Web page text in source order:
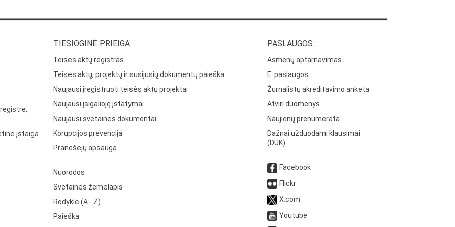
įstaiga
TIESIOGINĖ PRIEIGA:
Teisės aktų registras
Teisės aktų, projektų ir susijusių dokumentų paieška
Naujausi įregistruoti teisės aktų projektai
Naujausi įsigalioję įstatymai
Naujausi svetainės dokumentai
Korupcijos prevencija
Pranešėjų apsauga
Nuorodos
Svetainės žemėlapis
Rodyklė (A - Z)
Paieška
PASLAUGOS:
Asmenų aptarnavimas
E. paslaugos
Žurnalistų akreditavimo anketa
Atviri duomenys
Naujienų prenumerata
Dažnai užduodami klausimai
(DUK)
Facebook
Flickr
X.com
Youtube